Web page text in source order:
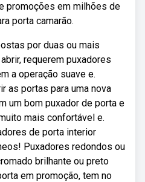
promoções em milhões de
porta camarão.
por duas ou mais
requerem puxadores
a operação suave e.
as portas para uma nova
um bom puxador de porta e
mais confortável e.
de porta interior
Puxadores redondos ou
brilhante ou preto
em promoção, tem no